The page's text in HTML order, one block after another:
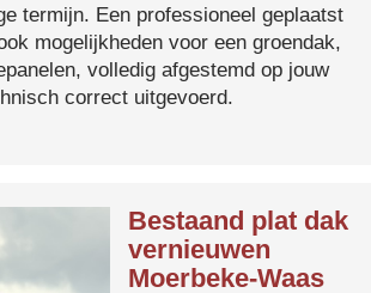
termijn. Een professioneel geplaatst
mogelijkheden voor een groendak,
volledig afgestemd op jouw
correct uitgevoerd.
Bestaand plat dak
vernieuwen
Moerbeke-Waas